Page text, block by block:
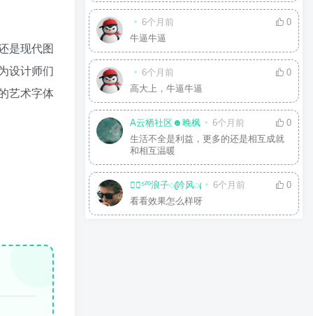
是现代图
设计师们
艺术字体
6个月前
0
牛逼牛逼
6个月前
0
高大上，牛逼牛逼
A云栖社区☻晚枫 6个月前
0
生活不全是利益，更多的还是相互成就
和相互温暖
☘⃝⁵²⁰浪子ꦿ吟风ꦿ 6个月前
0
看看效果怎么样呀